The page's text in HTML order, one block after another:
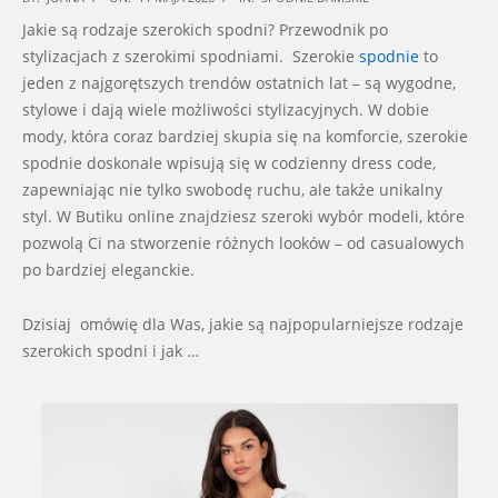
05-
11
Jakie są rodzaje szerokich spodni? Przewodnik po
stylizacjach z szerokimi spodniami. Szerokie spodnie to
jeden z najgorętszych trendów ostatnich lat – są wygodne,
stylowe i dają wiele możliwości stylizacyjnych. W dobie
mody, która coraz bardziej skupia się na komforcie, szerokie
spodnie doskonale wpisują się w codzienny dress code,
zapewniając nie tylko swobodę ruchu, ale także unikalny
styl. W Butiku online znajdziesz szeroki wybór modeli, które
pozwolą Ci na stworzenie różnych looków – od casualowych
po bardziej eleganckie.
Dzisiaj omówię dla Was, jakie są najpopularniejsze rodzaje
szerokich spodni i jak …